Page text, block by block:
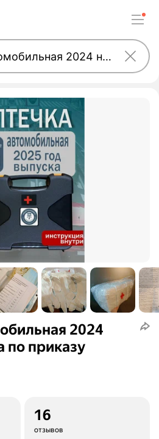
2024
по приказу
16
отзывов